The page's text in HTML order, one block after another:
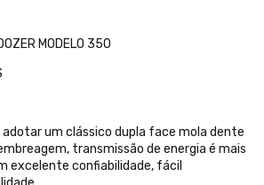
MODELO 350
adotar um clássico dupla face mola dente
transmissão de energia é mais
excelente confiabilidade, fácil